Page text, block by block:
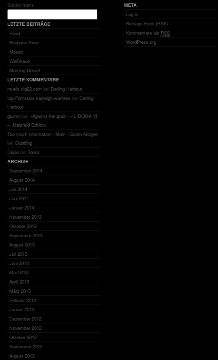
Suche nach:
LETZTE BEITRÄGE
Road
Brisbane River
Mosaic
Weißkaue
Morning Desert
LETZTE KOMMENTARE
music.cig22.com bei Darling Harbour
top Pornstars kayleigh wanless bei Darling
Harbour
glumm bei «Against the grain» – LIDOMA VI
– ‹Maisfeld Edition›
Too much information - Moin - Guten Morgen
bei Clubbing
Dejan bei Torso
ARCHIVE
September 2014
August 2014
Juli 2014
Juni 2014
Januar 2014
November 2013
Oktober 2013
September 2013
August 2013
Juli 2013
Juni 2013
Mai 2013
April 2013
März 2013
Februar 2013
Januar 2013
Dezember 2012
November 2012
Oktober 2012
September 2012
August 2012
META
Log in
Beitrags-Feed (RSS)
Kommentare als RSS
WordPress.org